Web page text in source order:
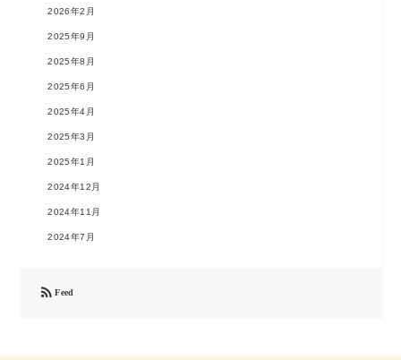
2026年2月
2025年9月
2025年8月
2025年6月
2025年4月
2025年3月
2025年1月
2024年12月
2024年11月
2024年7月
Feed